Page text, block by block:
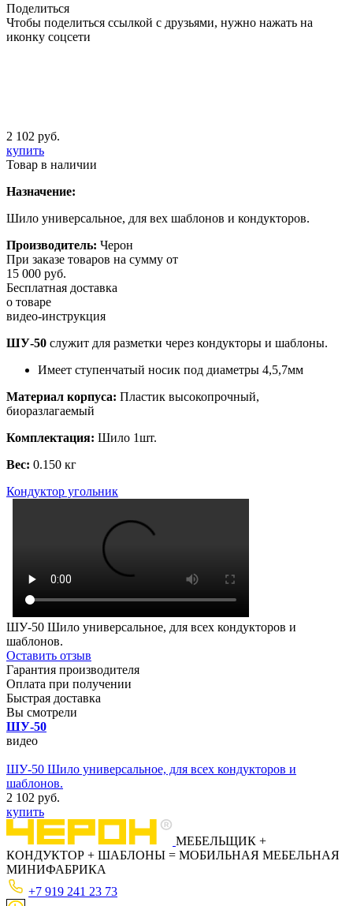
Поделиться
Чтобы поделиться ссылкой с друзьями, нужно нажать на
иконку соцсети
2 102 руб.
купить
Товар в наличии
Назначение:
Шило универсальное, для вех шаблонов и кондукторов.
Производитель: Черон
При заказе товаров на сумму от
15 000 руб.
Бесплатная доставка
о товаре
видео-инструкция
ШУ-50 служит для разметки через кондукторы и шаблоны.
Имеет ступенчатый носик под диаметры 4,5,7мм
Материал корпуса: Пластик высокопрочный,
биоразлагаемый
Комплектация: Шило 1шт.
Вес: 0.150 кг
Кондуктор угольник
ШУ-50 Шило универсальное, для всех кондукторов и
шаблонов.
Оставить отзыв
Гарантия производителя
Оплата при получении
Быстрая доставка
Вы смотрели
ШУ-50
видео
ШУ-50 Шило универсальное, для всех кондукторов и
шаблонов.
2 102 руб.
купить
МЕБЕЛЬЩИК +
КОНДУКТОР + ШАБЛОНЫ = МОБИЛЬНАЯ МЕБЕЛЬНАЯ
МИНИФАБРИКА
+7 919 241 23 73